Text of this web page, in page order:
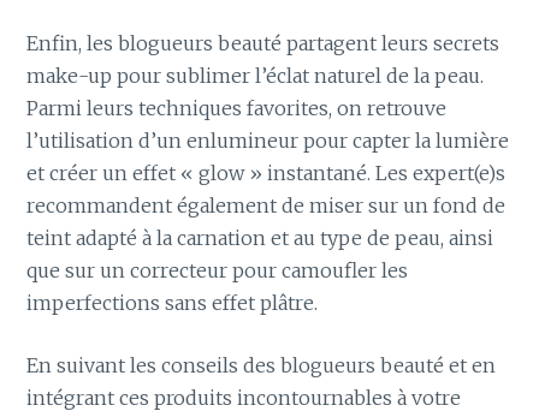
Enfin, les blogueurs beauté partagent leurs secrets
make-up pour sublimer l’éclat naturel de la peau.
Parmi leurs techniques favorites, on retrouve
l’utilisation d’un enlumineur pour capter la lumière
et créer un effet « glow » instantané. Les expert(e)s
recommandent également de miser sur un fond de
teint adapté à la carnation et au type de peau, ainsi
que sur un correcteur pour camoufler les
imperfections sans effet plâtre.
En suivant les conseils des blogueurs beauté et en
intégrant ces produits incontournables à votre